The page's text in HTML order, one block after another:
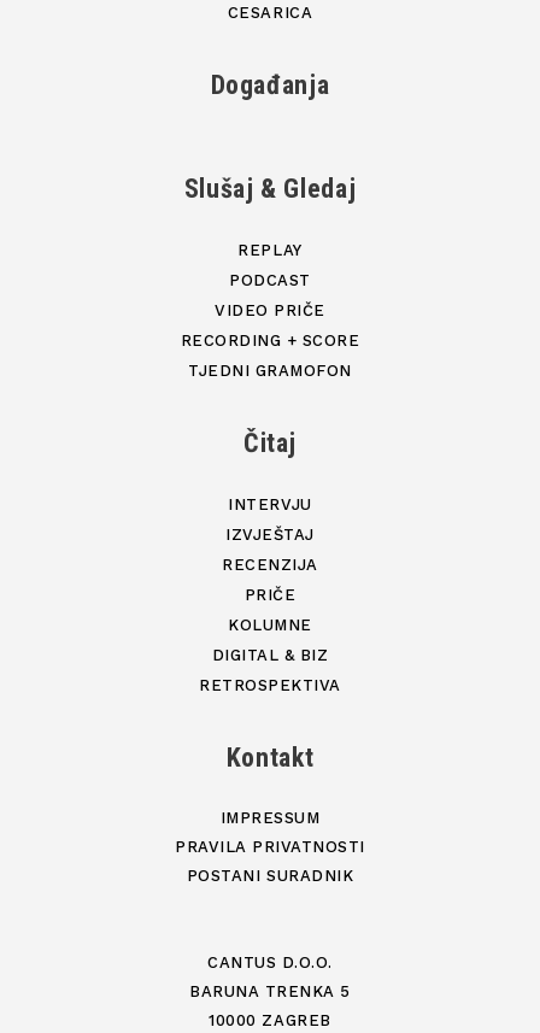
CESARICA
Događanja
Slušaj & Gledaj
REPLAY
PODCAST
VIDEO PRIČE
RECORDING + SCORE
TJEDNI GRAMOFON
Čitaj
INTERVJU
IZVJEŠTAJ
RECENZIJA
PRIČE
KOLUMNE
DIGITAL & BIZ
RETROSPEKTIVA
Kontakt
IMPRESSUM
PRAVILA PRIVATNOSTI
POSTANI SURADNIK
CANTUS D.O.O.
BARUNA TRENKA 5
10000 ZAGREB